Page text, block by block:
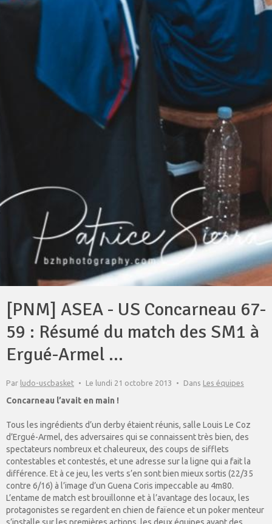
[PNM] ASEA - US Concarneau 67-
59 : Résumé du match des SM1 à
Ergué-Armel ...
Par ludo-uscbasket Le lundi 21 octobre 2013 Dans Les équipes
Concarneau l’avait en main !
Tous les ingrédients d’un derby étaient réunis, salle Louis Le Coz
d’Ergué-Armel, des adversaires qui se connaissent très bien, des
spectateurs nombreux et chaleureux, des coups de sifflets
contestables et contestés, et une adresse sur la ligne qui a fait la
différence. Et à ce jeu, les verts s’en sont bien mieux sortis (22/35
contre 6/16) à l’image d’un Guena Coris impeccable au 4m80.
L’entame de match est brouillonne et à l’avantage des locaux, les
protagonistes se regardent en chien de faïence et un poker menteur
s’installe sur les premières actions, les deux équipes ayant des